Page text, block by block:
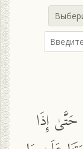
إِذَا